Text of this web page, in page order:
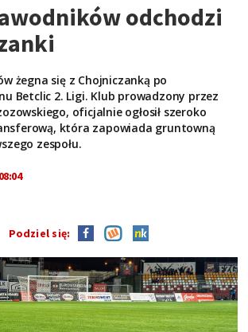
odchodzi
żegna się z Chojniczanką po
Betclic 2. Ligi. Klub prowadzony przez
oficjalnie ogłosił szeroko
która zapowiada gruntowną
zespołu.
Podziel się: